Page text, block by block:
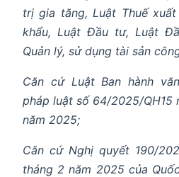
trị gia tăng, Luật Thuế
khẩu, Luật Đầu tư, Luật
Quản lý, sử dụng tài sản
Căn cứ Luật Ban hành
pháp luật số 64/2025/QH15
năm 2025;
Căn cứ Nghị quyết 190/
tháng 2 năm 2025 của